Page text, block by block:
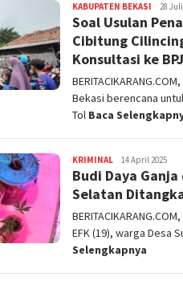
KABUPATEN BEKASI admin
28
Soal Usulan
Cibitung
Konsultasi ke
Bekasi berencana
Tol Baca
KRIMINAL admin
14 April 2025
Budi Daya
Selatan
EFK (19), warga Desa
Selengkapnya